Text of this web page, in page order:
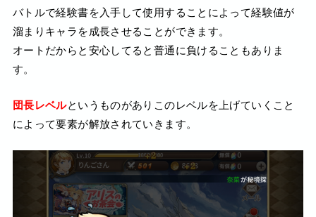
バトルで経験書を入手して使用することによって経験値が
溜まりキャラを成長させることができます。
オートだからと安心してると普通に負けることもありま
す。
団長レベルというものがありこのレベルを上げていくこと
によって要素が解放されていきます。